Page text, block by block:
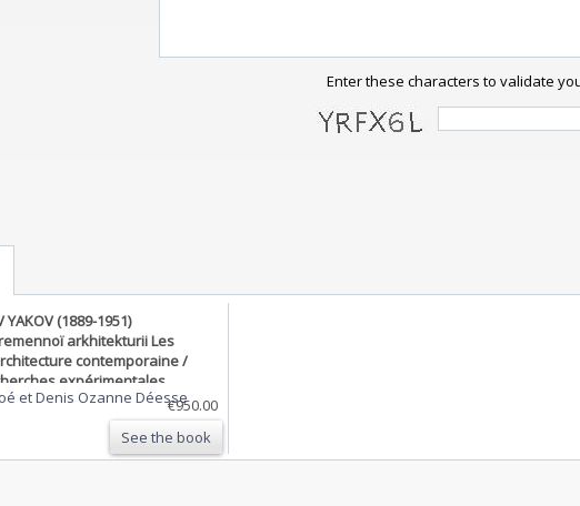
Enter these characters to validate
YAKOV (1889-1951)
arkhitekturii Les
contemporaine /
expérimentales.
et Denis Ozanne Déesse€950.00
See the book